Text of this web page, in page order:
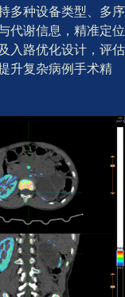
多种设备类型、多序
代谢信息，精准定位
入路优化设计，评估
升复杂病例手术精